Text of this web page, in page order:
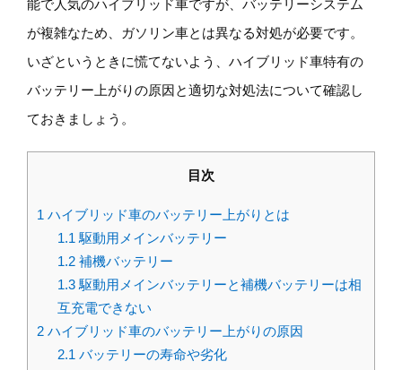
能で人気のハイブリッド車ですが、バッテリーシステム
が複雑なため、ガソリン車とは異なる対処が必要です。
いざというときに慌てないよう、ハイブリッド車特有の
バッテリー上がりの原因と適切な対処法について確認し
ておきましょう。
目次
1 ハイブリッド車のバッテリー上がりとは
1.1 駆動用メインバッテリー
1.2補機バッテリー
1.3駆動用メインバッテリーと補機バッテリーは相
互充電できない
2 ハイブリッド車のバッテリー上がりの原因
2.1 バッテリーの寿命や劣化